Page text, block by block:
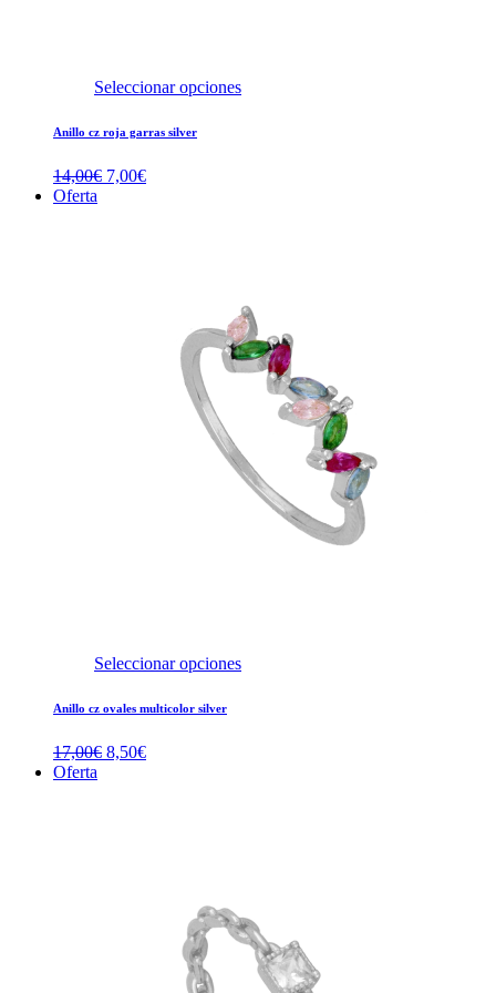
Seleccionar opciones
Anillo cz roja garras silver
14,00€ El
7,00€El
Oferta
Seleccionar opciones
Anillo cz ovales multicolor silver
17,00€ El
8,50€El
Oferta